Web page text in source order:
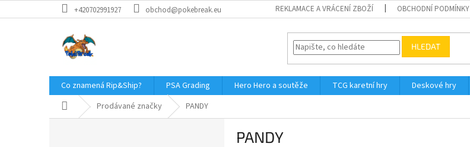
na
+420702991927 obchod@pokebreak.eu REKLAMACE A VRÁCENÍ ZBOŽÍ OBCHODNÍ PODMÍNKY
HLEDAT
Co znamená Rip&Ship? PSA Grading Hero Hero a soutěže TCG karetní hry Deskové hry
Domů Prodávané značky PANDY
PANDY